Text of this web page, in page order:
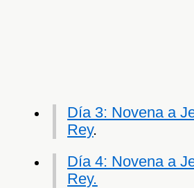
Día 3: Novena a
Rey.
Día 4: Novena a
Rey.